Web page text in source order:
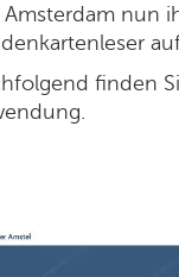
nun
finden